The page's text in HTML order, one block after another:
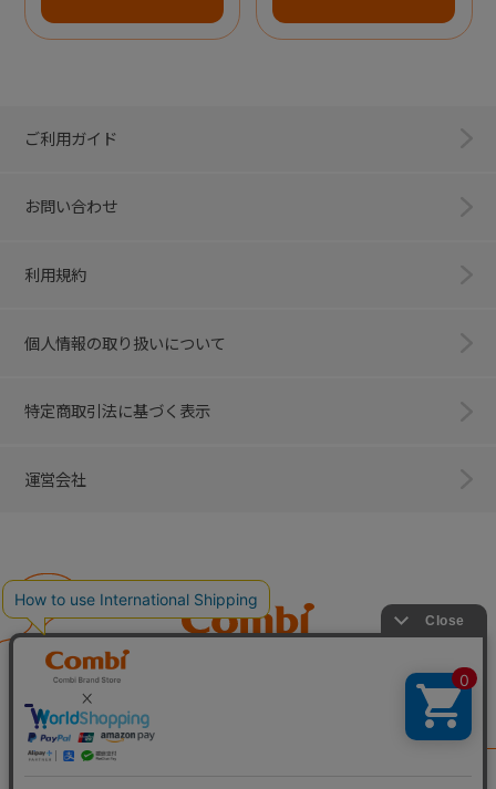
ご利用ガイド
お問い合わせ
利用規約
個人情報の取り扱いについて
特定商取引法に基づく表示
運営会社